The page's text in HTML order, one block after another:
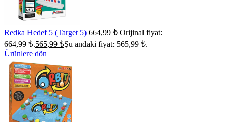
Redka Hedef 5 (Target 5) 664,99₺ Orijinal fiyat:
664,99 ₺.565,99 ₺Şu andaki fiyat: 565,99 ₺.
Ürünlere dön